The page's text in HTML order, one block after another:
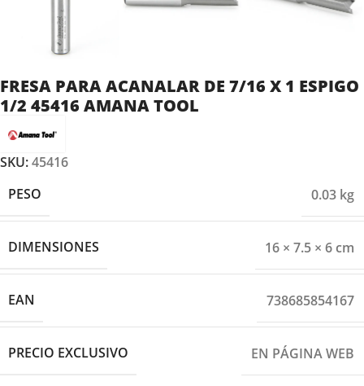
FRESA PARA ACANALAR DE 7/16 X 1 ESPIGO
1/2 45416 AMANA TOOL
SKU:45416
PESO
0.03 kg
DIMENSIONES 16 × 7.5 × 6 cm
EAN 738685854167
PRECIO EXCLUSIVO EN PÁGINA WEB